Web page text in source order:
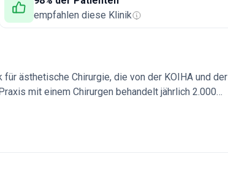
empfahlen diese Klinik
ästhetische Chirurgie, die von der KOIHA und der
mit einem Chirurgen behandelt jährlich 2.000